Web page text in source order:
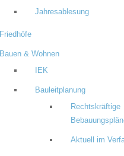
Jahresablesung
Friedhöfe
Bauen & Wohnen
IEK
Bauleitplanung
Rechtskräftige
Aktuell im